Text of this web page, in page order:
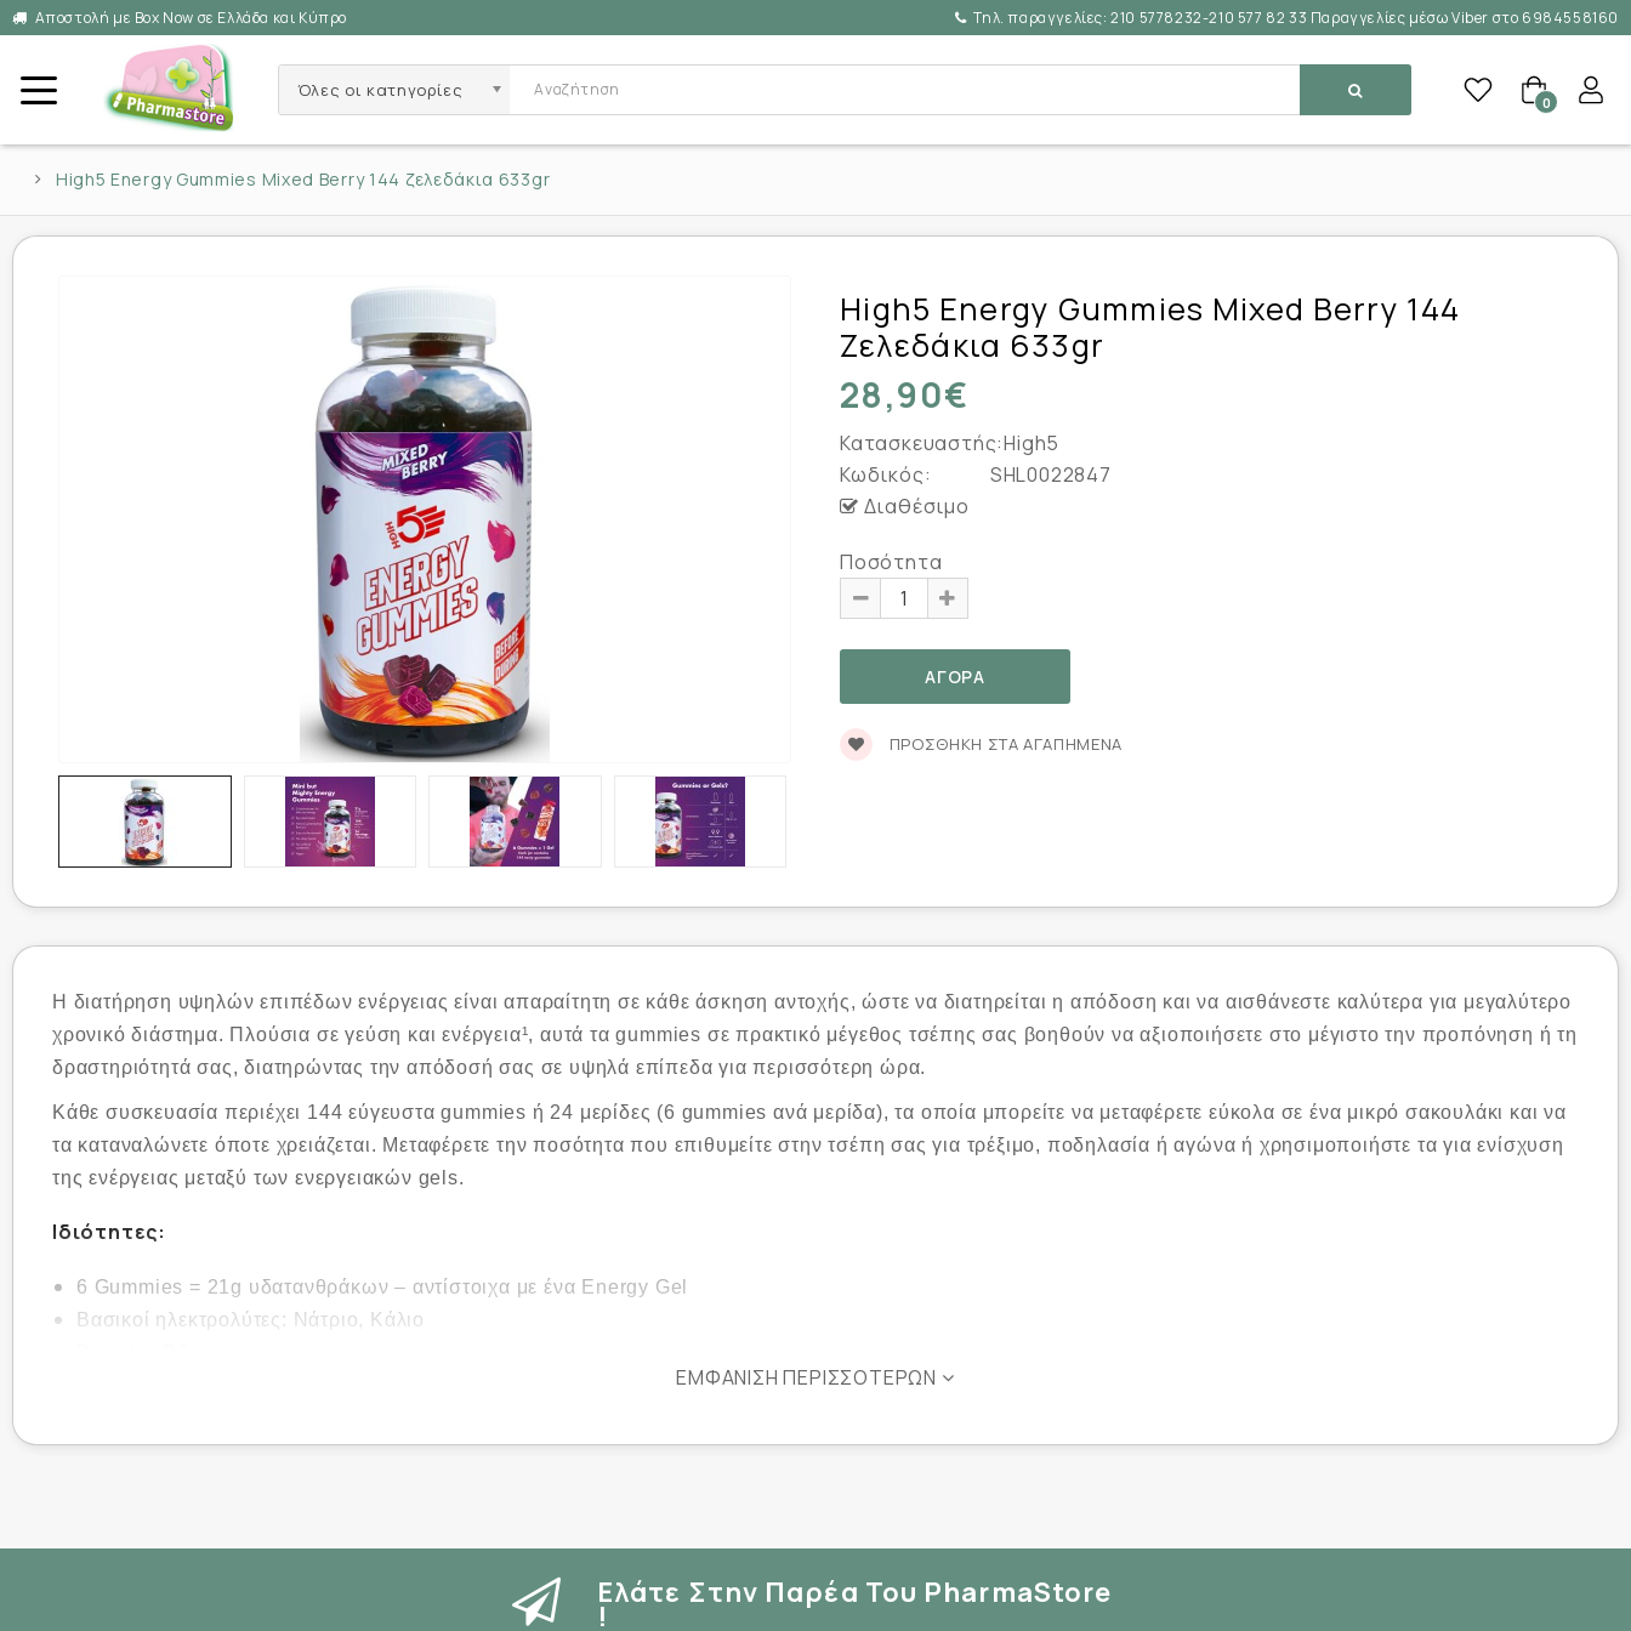
Αποστολή με Box Now σε Ελλάδα και Κύπρο Τηλ. παραγγελίες:210 5778232-210 577 82 33 Παραγγελίες μέσω Viber στο 6984558160
Όλες οι κατηγορίες
0
High5 Energy Gummies Mixed Berry 144 ζελεδάκια 633gr
High5 Energy Gummies Mixed Berry 144
Ζελεδάκια 633gr
28,90€
Κατασκευαστής:High5
Κωδικός:
SHL0022847
Διαθέσιμο
Ποσότητα
ΠΡΟΣΘΉΚΗ ΣΤΑ ΑΓΑΠΗΜΈΝΑ
Η διατήρηση υψηλών επιπέδων ενέργειας είναι απαραίτητη σε κάθε άσκηση αντοχής, ώστε να διατηρείται η απόδοση και να αισθάνεστε καλύτερα για μεγαλύτερο
χρονικό διάστημα. Πλούσια σε γεύση και ενέργεια¹, αυτά τα gummies σε πρακτικό μέγεθος τσέπης σας βοηθούν να αξιοποιήσετε στο μέγιστο την προπόνηση ή τη
δραστηριότητά σας, διατηρώντας την απόδοσή σας σε υψηλά επίπεδα για περισσότερη ώρα.
Κάθε συσκευασία περιέχει 144 εύγευστα gummies ή 24 μερίδες (6 gummies ανά μερίδα), τα οποία μπορείτε να μεταφέρετε εύκολα σε ένα μικρό σακουλάκι και να
τα καταναλώνετε όποτε χρειάζεται. Μεταφέρετε την ποσότητα που επιθυμείτε στην τσέπη σας για τρέξιμο, ποδηλασία ή αγώνα ή χρησιμοποιήστε τα για ενίσχυση
της ενέργειας μεταξύ των ενεργειακών gels.
Ιδιότητες:
6 Gummies = 21g υδατανθράκων – αντίστοιχα με ένα Energy Gel
Βασικοί ηλεκτρολύτες: Νάτριο, Κάλιο
Κατάλληλο για χορτοφάγους και vegans
Σεβαστείτε το περιβάλλον και διατηρήστε την ύπαιθρο καθαρή, παίρνοντας μαζί σας τη συσκευασία μετά τη χρήση.
Να καταναλώνεται στο πλαίσιο μιας ισορροπημένης διατροφής και ενός υγιεινού τρόπου ζωής. ¹Η βιταμίνη B6 συμβάλλει στη φυσιολογική μετατροπή της τροφής
ΕΜΦΆΝΙΣΗ ΠΕΡΙΣΣΌΤΕΡΩΝ
Ελάτε Στην Παρέα Του PharmaStore
!